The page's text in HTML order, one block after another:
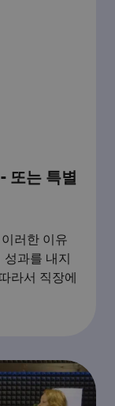
또는 특별
러한 이유
과를 내지
라서 직장에